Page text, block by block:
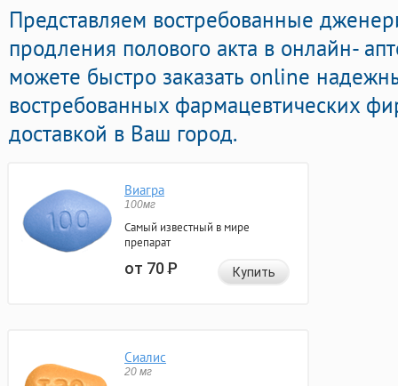
Представляем востребованные
продления полового акта в онлайн-
можете быстро заказать online
востребованных фармацевтических
доставкой в Ваш город.
Виагра
100мг
Самый известный в мире
препарат
от 70Р Купить
Сиалис
20 мг